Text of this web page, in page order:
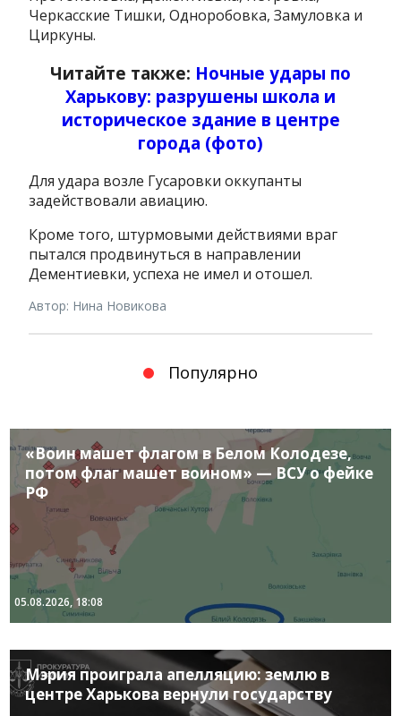
Черкасские Тишки, Одноробовка, Замуловка и
Циркуны.
Читайте также: Ночные удары по
Харькову: разрушены школа и
историческое здание в центре
города (фото)
Для удара возле Гусаровки оккупанты
задействовали авиацию.
Кроме того, штурмовыми действиями враг
пытался продвинуться в направлении
Дементиевки, успеха не имел и отошел.
Автор: Нина Новикова
Популярно
«Воин машет флагом в Белом Колодезе,
потом флаг машет воином» — ВСУ о фейке
РФ
05.08.2026, 18:08
Мэрия проиграла апелляцию: землю в
центре Харькова вернули государству